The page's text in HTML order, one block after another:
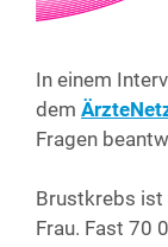
In einem
dem
Fra­gen
Brust­krebs ist
Frau. Fast 70